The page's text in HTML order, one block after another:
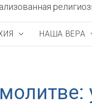
НАША ВЕРА